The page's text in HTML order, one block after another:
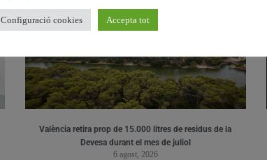
València retira prop de 15.000 litres de residus de la
Devesa durant el mes de juliol
6 agost, 2026
Configuració cookies Accepta tot